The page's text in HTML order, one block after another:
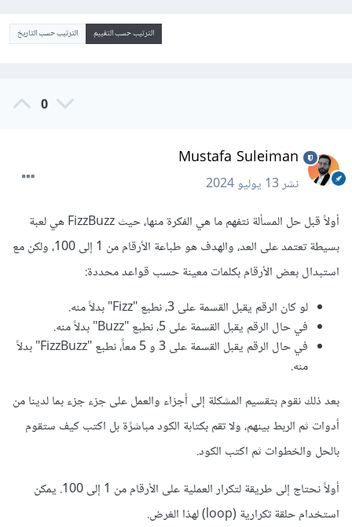
الترتيب حسب التقييم الترتيب حسب التاريخ
0
Mustafa Suleiman
نشر13 يوليو 2024
أولاً قبل حل المسألة نتفهم ما هي الفكرة منها، حيث FizzBuzz هي لعبة
بسيطة تعتمد على العد، والهدف هو طباعة الأرقام من 1 إلى 100، ولكن مع
استبدال بعض الأرقام بكلمات معينة حسب قواعد محددة:
لو كان الرقم يقبل القسمة على 3، نطبع "Fizz" بدلاً منه.
في حال الرقم يقبل القسمة على 5، نطبع "Buzz" بدلاً منه.
في حال الرقم يقبل القسمة على 3 و 5 معاً، نطبع "FizzBuzz" بدلاً
منه.
بعد ذلك نقوم بتقسيم المشكلة إلى أجزاء والعمل على جزء جزء بما لدينا من
أدوات ثم الربط بينهم، ولا تقم بكتابة الكود مباشرًة بل اكتب كيف ستقوم
بالحل والخطوات ثم اكتب الكود.
أولاً نحتاج إلى طريقة لتكرار العملية على الأرقام من 1 إلى 100. يمكن
استخدام حلقة تكرارية (loop) لهذا الغرض.